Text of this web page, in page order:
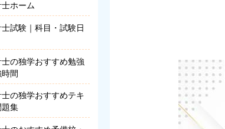
ホーム
試験｜科目・試験日
の独学おすすめ勉強
間
の独学おすすめテキ
題集